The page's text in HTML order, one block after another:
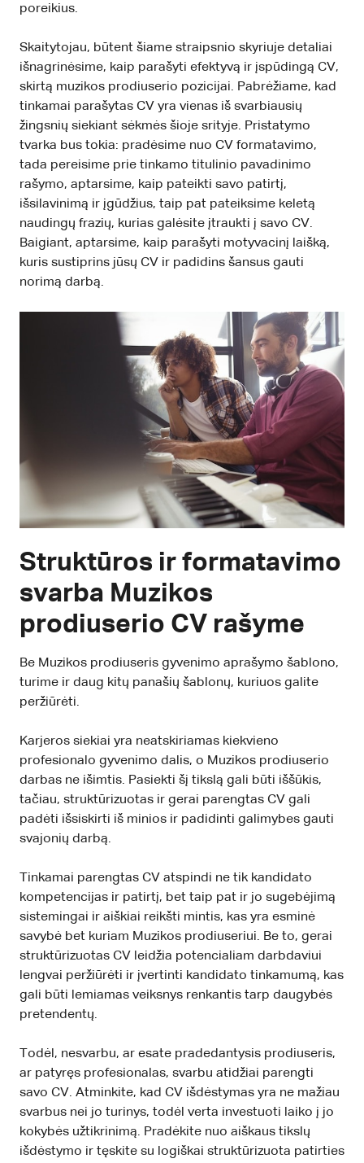
poreikius.
Skaitytojau, būtent šiame straipsnio skyriuje detaliai
išnagrinėsime, kaip parašyti efektyvą ir įspūdingą CV,
skirtą muzikos prodiuserio pozicijai. Pabrėžiame, kad
tinkamai parašytas CV yra vienas iš svarbiausių
žingsnių siekiant sėkmės šioje srityje. Pristatymo
tvarka bus tokia: pradėsime nuo CV formatavimo,
tada pereisime prie tinkamo titulinio pavadinimo
rašymo, aptarsime, kaip pateikti savo patirtį,
išsilavinimą ir įgūdžius, taip pat pateiksime keletą
naudingų frazių, kurias galėsite įtraukti į savo CV.
Baigiant, aptarsime, kaip parašyti motyvacinį laišką,
kuris sustiprins jūsų CV ir padidins šansus gauti
norimą darbą.
Struktūros ir formatavimo
svarba Muzikos
prodiuserio CV rašyme
Be Muzikos prodiuseris gyvenimo aprašymo šablono,
turime ir daug kitų panašių šablonų, kuriuos galite
peržiūrėti.
Karjeros siekiai yra neatskiriamas kiekvieno
profesionalo gyvenimo dalis, o Muzikos prodiuserio
darbas ne išimtis. Pasiekti šį tikslą gali būti iššūkis,
tačiau, struktūrizuotas ir gerai parengtas CV gali
padėti išsiskirti iš minios ir padidinti galimybes gauti
svajonių darbą.
Tinkamai parengtas CV atspindi ne tik kandidato
kompetencijas ir patirtį, bet taip pat ir jo sugebėjimą
sistemingai ir aiškiai reikšti mintis, kas yra esminė
savybė bet kuriam Muzikos prodiuseriui. Be to, gerai
struktūrizuotas CV leidžia potencialiam darbdaviui
lengvai peržiūrėti ir įvertinti kandidato tinkamumą, kas
gali būti lemiamas veiksnys renkantis tarp daugybės
pretendentų.
Todėl, nesvarbu, ar esate pradedantysis prodiuseris,
ar patyręs profesionalas, svarbu atidžiai parengti
savo CV. Atminkite, kad CV išdėstymas yra ne mažiau
svarbus nei jo turinys, todėl verta investuoti laiko į jo
kokybės užtikrinimą. Pradėkite nuo aiškaus tikslų
išdėstymo ir tęskite su logiškai struktūrizuota patirties